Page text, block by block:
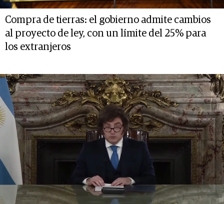
Compra de tierras: el gobierno admite cambios
al proyecto de ley, con un límite del 25% para
los extranjeros